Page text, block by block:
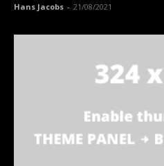
Hans Jacobs - 21/08/2021